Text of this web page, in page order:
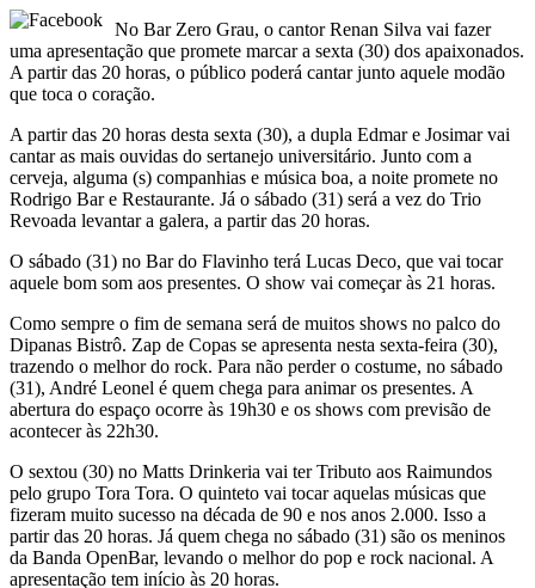
No Bar Zero Grau, o cantor Renan Silva vai fazer
uma apresentação que promete marcar a sexta (30) dos apaixonados.
A partir das 20 horas, o público poderá cantar junto aquele modão
que toca o coração.
A partir das 20 horas desta sexta (30), a dupla Edmar e Josimar vai
cantar as mais ouvidas do sertanejo universitário. Junto com a
cerveja, alguma (s) companhias e música boa, a noite promete no
Rodrigo Bar e Restaurante. Já o sábado (31) será a vez do Trio
Revoada levantar a galera, a partir das 20 horas.
O sábado (31) no Bar do Flavinho terá Lucas Deco, que vai tocar
aquele bom som aos presentes. O show vai começar às 21 horas.
Como sempre o fim de semana será de muitos shows no palco do
Dipanas Bistrô. Zap de Copas se apresenta nesta sexta-feira (30),
trazendo o melhor do rock. Para não perder o costume, no sábado
(31), André Leonel é quem chega para animar os presentes. A
abertura do espaço ocorre às 19h30 e os shows com previsão de
acontecer às 22h30.
O sextou (30) no Matts Drinkeria vai ter Tributo aos Raimundos
pelo grupo Tora Tora. O quinteto vai tocar aquelas músicas que
fizeram muito sucesso na década de 90 e nos anos 2.000. Isso a
partir das 20 horas. Já quem chega no sábado (31) são os meninos
da Banda OpenBar, levando o melhor do pop e rock nacional. A
apresentação tem início às 20 horas.